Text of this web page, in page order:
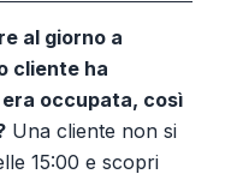
al giorno a
cliente ha
occupata, così
Una cliente non si
15:00 e scopri